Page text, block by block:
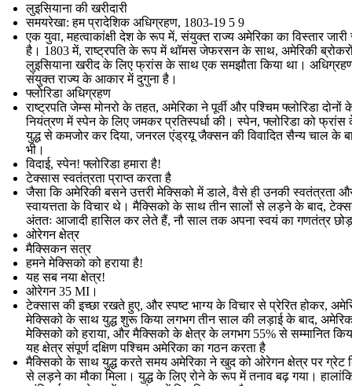
लुइसियाना की खरीदारी
समयरेखा: हम प्रादेशिक अधिग्रहण, 1803-19 5 9
एक युवा, महत्वाकांक्षी देश के रूप में, संयुक्त राज्य अमेरिका का विस्तार जारी
है। 1803 में, राष्ट्रपति के रूप में थॉमस जेफरसन के साथ, अमेरिकी
लुइसियाना खरीद के लिए फ्रांस के साथ एक समझौता किया था।
संयुक्त राज्य के आकार में दुगुना है।
फ्लोरिडा अधिग्रहण
राष्ट्रपति जेम्स मोनरो के तहत, अमेरिका ने पूर्वी और पश्चिम फ्लोरिडा दोनों
नियंत्रण में स्पेन के लिए जमकर प्रतिस्पर्धा की। स्पेन, फ्लोरिडा को
युद्ध से कमजोर कर दिया, जनरल एंड्रयू जैक्सन की विवादित सैन्य चाल के
भी।
विदाई, स्पेन! फ्लोरिडा हमारा है!
टेक्सास स्वतंत्रता प्राप्त करता है
जैसा कि अमेरिकी बसने उत्तरी मेक्सिको में डाले, वैसे ही उनकी स्वतंत्रता
स्वायत्तता के विचार थे। मैक्सिको के साथ तीन सालों से लड़ने के बाद,
अंततः आजादी हासिल कर लेते हैं, नौ साल तक अपना स्वयं का गणतंत्र
ओरेगन क्षेत्र
मैक्सिकन सत्र
हमने मेक्सिको को हराया है!
यह सब नया क्षेत्र!
ओरेगन 35 MI।
टेक्सास की इच्छा रखते हुए, और स्पष्ट भाग्य के विचार से प्रेरित होकर,
मेक्सिको के साथ युद्ध शुरू किया लगभग तीन साल की लड़ाई के बाद,
मेक्सिको को हराया, और मैक्सिको के क्षेत्र के लगभग 55% से सम्मानित
यह क्षेत्र संपूर्ण दक्षिण पश्चिम अमेरिका का गठन करता है
मैक्सिको के साथ युद्ध करते समय अमेरिका ने खुद को ओरेगन क्षेत्र पर ग्रेट
से लड़ने का मौका मिला। युद्ध के लिए रोने के रूप में तनाव बढ़ गया।